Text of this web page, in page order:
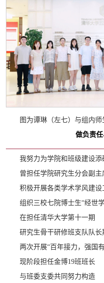
图为谭琳（左七）与组内师
做负责
我努力为学院和班级建设添
曾担任学院研究生分会副主
积极开展各类学术学风建设
组织三校七院博士生“经世
在担任清华大学第十一期
研究生骨干研修班支队队长
两次开展“百年接力，强国
现阶段担任金博19班班长
与班委支委共同努力构造